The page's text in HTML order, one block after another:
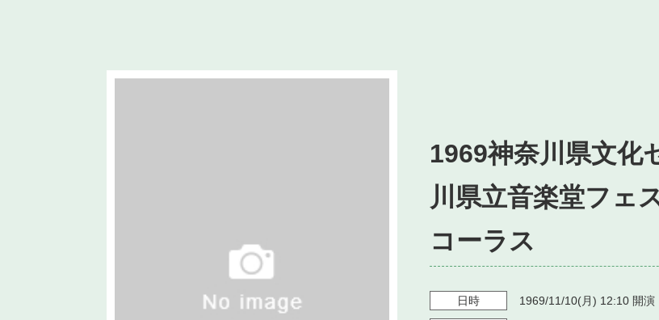
1969神奈川県文化
川県立音楽堂フェ
コーラス
日時 1969/11/10(月) 12:10 開演